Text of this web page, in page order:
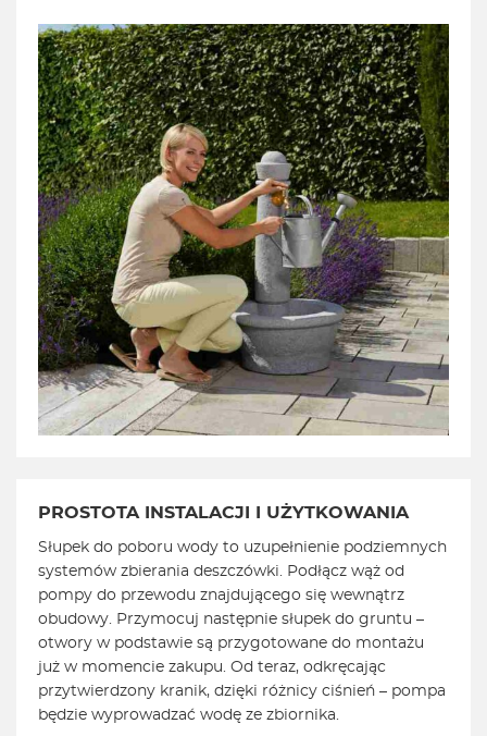
PROSTOTA INSTALACJI I UŻYTKOWANIA
Słupek do poboru wody to uzupełnienie podziemnych
systemów zbierania deszczówki. Podłącz wąż od
pompy do przewodu znajdującego się wewnątrz
obudowy. Przymocuj następnie słupek do gruntu –
otwory w podstawie są przygotowane do montażu
już w momencie zakupu. Od teraz, odkręcając
przytwierdzony kranik, dzięki różnicy ciśnień – pompa
będzie wyprowadzać wodę ze zbiornika.